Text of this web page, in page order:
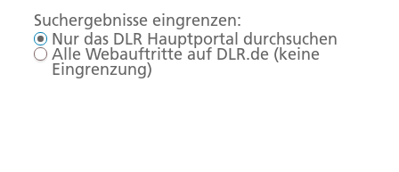
Suchergebnisse eingrenzen:
Nur das DLR Hauptportal durchsuchen
Alle Webauftritte auf DLR.de (keine
Eingrenzung)